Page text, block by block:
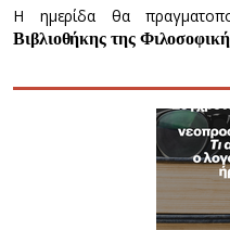
Η ημερίδα θα
Βιβλιοθήκης της